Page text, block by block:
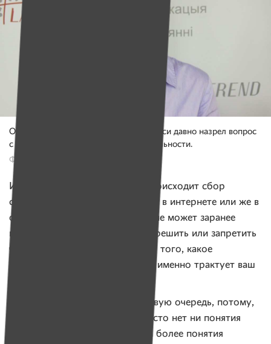
Ольга Смолянко считает, что в Беларуси давно назрел вопрос
с разработкой закона о благотворительности.
Фото: www.lawtrend.org
И поэтому всякий раз, когда происходит сбор
средств на какой-либо проект — в интернете или же в
офлайне — организатор сбора не может заранее
предугадать, что ему могут разрешить или запретить
чиновники. Всё часто зависит от того, какое
ведомство к вам нагрянет и как именно трактует ваш
Происходит путаница. И, в первую очередь, потому,
что в белорусских законах просто нет ни понятия
«благотворительность», ни тем более понятия